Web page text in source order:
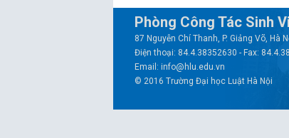
Phòng Công Tác Sinh
87 Nguyễn Chí Thanh, P. Giảng Võ, Hà
Điện thoại: 84.4.38352630 - Fax:
Email: info@hlu.edu.vn
© 2016 Trường Đại học Luật Hà Nội